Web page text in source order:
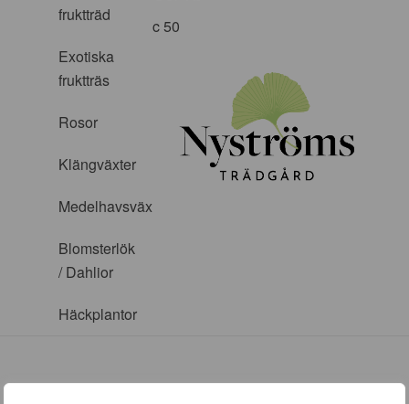
fruktträd
Exotiska
fruktträs
Rosor
Klängväxter
Medelhavsväxter
Blomsterlök
/ Dahlior
Häckplantor
c 50